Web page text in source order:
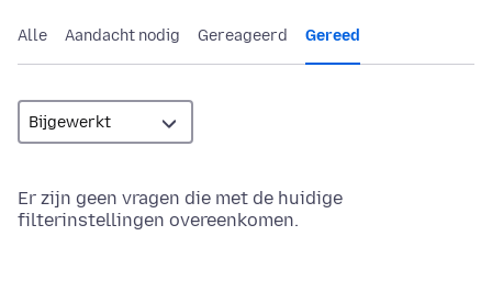
Alle Aandacht nodig Gereageerd Gereed
Er zijn geen vragen die met de huidige
filterinstellingen overeenkomen.